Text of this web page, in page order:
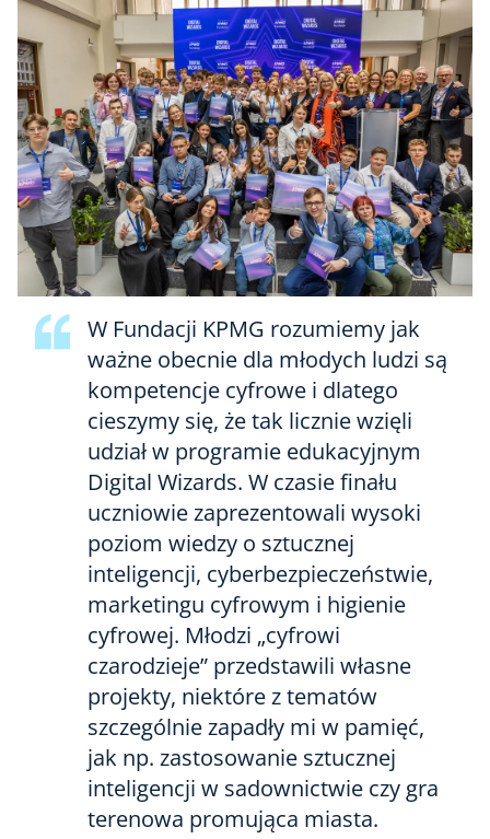
W Fundacji KPMG rozumiemy jak
ważne obecnie dla młodych ludzi są
kompetencje cyfrowe i dlatego
cieszymy się, że tak licznie wzięli
udział w programie edukacyjnym
Digital Wizards. W czasie finału
uczniowie zaprezentowali wysoki
poziom wiedzy o sztucznej
inteligencji, cyberbezpieczeństwie,
marketingu cyfrowym i higienie
cyfrowej. Młodzi „cyfrowi
czarodzieje” przedstawili własne
projekty, niektóre z tematów
szczególnie zapadły mi w pamięć,
jak np. zastosowanie sztucznej
inteligencji w sadownictwie czy gra
terenowa promująca miasta.